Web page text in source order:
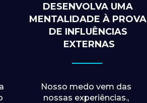
DESENVOLVA UMA
MENTALIDADE À PROVA
DE INFLUÊNCIAS
EXTERNAS
Nosso medo vem das
nossas experiências.,